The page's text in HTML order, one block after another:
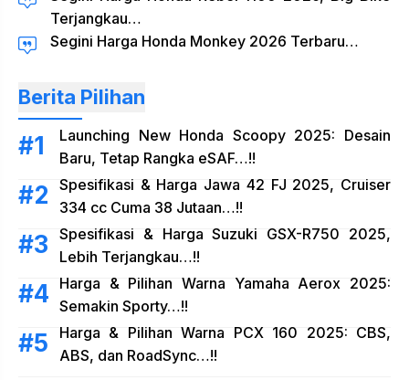
Terjangkau…
Segini Harga Honda Monkey 2026 Terbaru…
Berita Pilihan
Launching New Honda Scoopy 2025: Desain
Baru, Tetap Rangka eSAF…!!
Spesifikasi & Harga Jawa 42 FJ 2025, Cruiser
334 cc Cuma 38 Jutaan…!!
Spesifikasi & Harga Suzuki GSX-R750 2025,
Lebih Terjangkau…!!
Harga & Pilihan Warna Yamaha Aerox 2025:
Semakin Sporty…!!
Harga & Pilihan Warna PCX 160 2025: CBS,
ABS, dan RoadSync…!!